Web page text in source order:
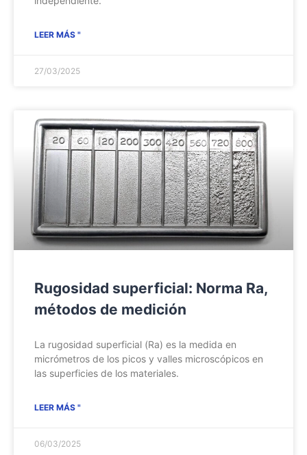
LEER MÁS "
27/03/2025
Rugosidad superficial: Norma Ra,
métodos de medición
La rugosidad superficial (Ra) es la medida en
micrómetros de los picos y valles microscópicos en
las superficies de los materiales.
LEER MÁS "
06/03/2025